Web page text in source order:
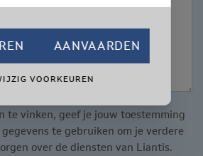
te vinken, geef je jouw toestemming
te gebruiken om je verdere
over de diensten van Liantis.
AANVAARDEN
VOORKEUREN